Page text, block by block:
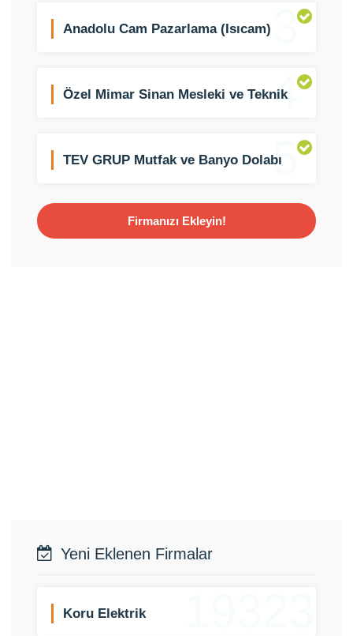
3
Anadolu Cam Pazarlama (Isıcam)
4
Özel Mimar Sinan Mesleki ve Teknik
5
TEV GRUP Mutfak ve Banyo Dolabı
Firmanızı Ekleyin!
Yeni Eklenen Firmalar
Koru Elektrik